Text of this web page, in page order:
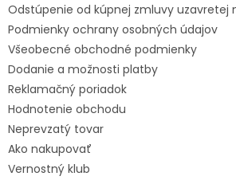
Odstúpenie od kúpnej zmluvy uzavretej
Podmienky ochrany osobných údajov
Všeobecné obchodné podmienky
Dodanie a možnosti platby
Reklamačný poriadok
Hodnotenie obchodu
Neprevzatý tovar
Ako nakupovať
Vernostný klub